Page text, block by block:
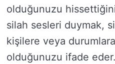
olduğunuzu
silah sesleri duymak,
kişilere veya durumlara
olduğunuzu ifade